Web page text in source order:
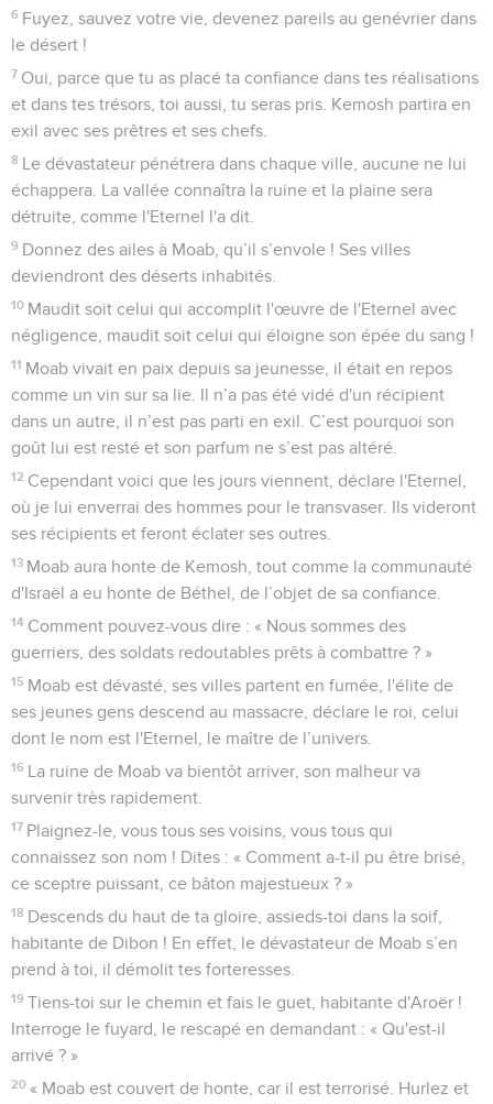
6 Fuyez, sauvez votre vie, devenez pareils au genévrier dans
le désert !
7 Oui, parce que tu as placé ta confiance dans tes réalisations
et dans tes trésors, toi aussi, tu seras pris. Kemosh partira en
exil avec ses prêtres et ses chefs.
8 Le dévastateur pénétrera dans chaque ville, aucune ne lui
échappera. La vallée connaîtra la ruine et la plaine sera
détruite, comme l'Eternel l'a dit.
9 Donnez des ailes à Moab, qu’il s’envole ! Ses villes
deviendront des déserts inhabités.
10 Maudit soit celui qui accomplit l'œuvre de l'Eternel avec
négligence, maudit soit celui qui éloigne son épée du sang !
11 Moab vivait en paix depuis sa jeunesse, il était en repos
comme un vin sur sa lie. Il n’a pas été vidé d'un récipient
dans un autre, il n’est pas parti en exil. C’est pourquoi son
goût lui est resté et son parfum ne s’est pas altéré.
12 Cependant voici que les jours viennent, déclare l'Eternel,
où je lui enverrai des hommes pour le transvaser. Ils videront
ses récipients et feront éclater ses outres.
13 Moab aura honte de Kemosh, tout comme la communauté
d'Israël a eu honte de Béthel, de l’objet de sa confiance.
14 Comment pouvez-vous dire : « Nous sommes des
guerriers, des soldats redoutables prêts à combattre ? »
15 Moab est dévasté, ses villes partent en fumée, l'élite de
ses jeunes gens descend au massacre, déclare le roi, celui
dont le nom est l'Eternel, le maître de l’univers.
16 La ruine de Moab va bientôt arriver, son malheur va
survenir très rapidement.
17 Plaignez-le, vous tous ses voisins, vous tous qui
connaissez son nom ! Dites : « Comment a-t-il pu être brisé,
ce sceptre puissant, ce bâton majestueux ? »
18 Descends du haut de ta gloire, assieds-toi dans la soif,
habitante de Dibon ! En effet, le dévastateur de Moab s’en
prend à toi, il démolit tes forteresses.
19 Tiens-toi sur le chemin et fais le guet, habitante d'Aroër !
Interroge le fuyard, le rescapé en demandant : « Qu'est-il
arrivé ? »
20 « Moab est couvert de honte, car il est terrorisé. Hurlez et